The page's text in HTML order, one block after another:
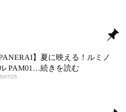
PANERAI】夏に映える！ルミノ
PAM01 …続きを読む
07/25